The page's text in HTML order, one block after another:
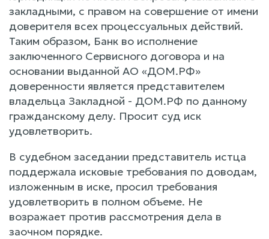
закладными, с правом на совершение от имени
доверителя всех процессуальных действий.
Таким образом, Банк во исполнение
заключенного Сервисного договора и на
основании выданной АО «ДОМ.РФ»
доверенности является представителем
владельца Закладной - ДОМ.РФ по данному
гражданскому делу. Просит суд иск
удовлетворить.
В судебном заседании представитель истца
поддержала исковые требования по доводам,
изложенным в иске, просил требования
удовлетворить в полном объеме. Не
возражает против рассмотрения дела в
заочном порядке.